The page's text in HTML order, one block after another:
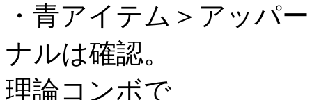
・青アイテム＞アッパ
ナルは確認。
理論コンボで